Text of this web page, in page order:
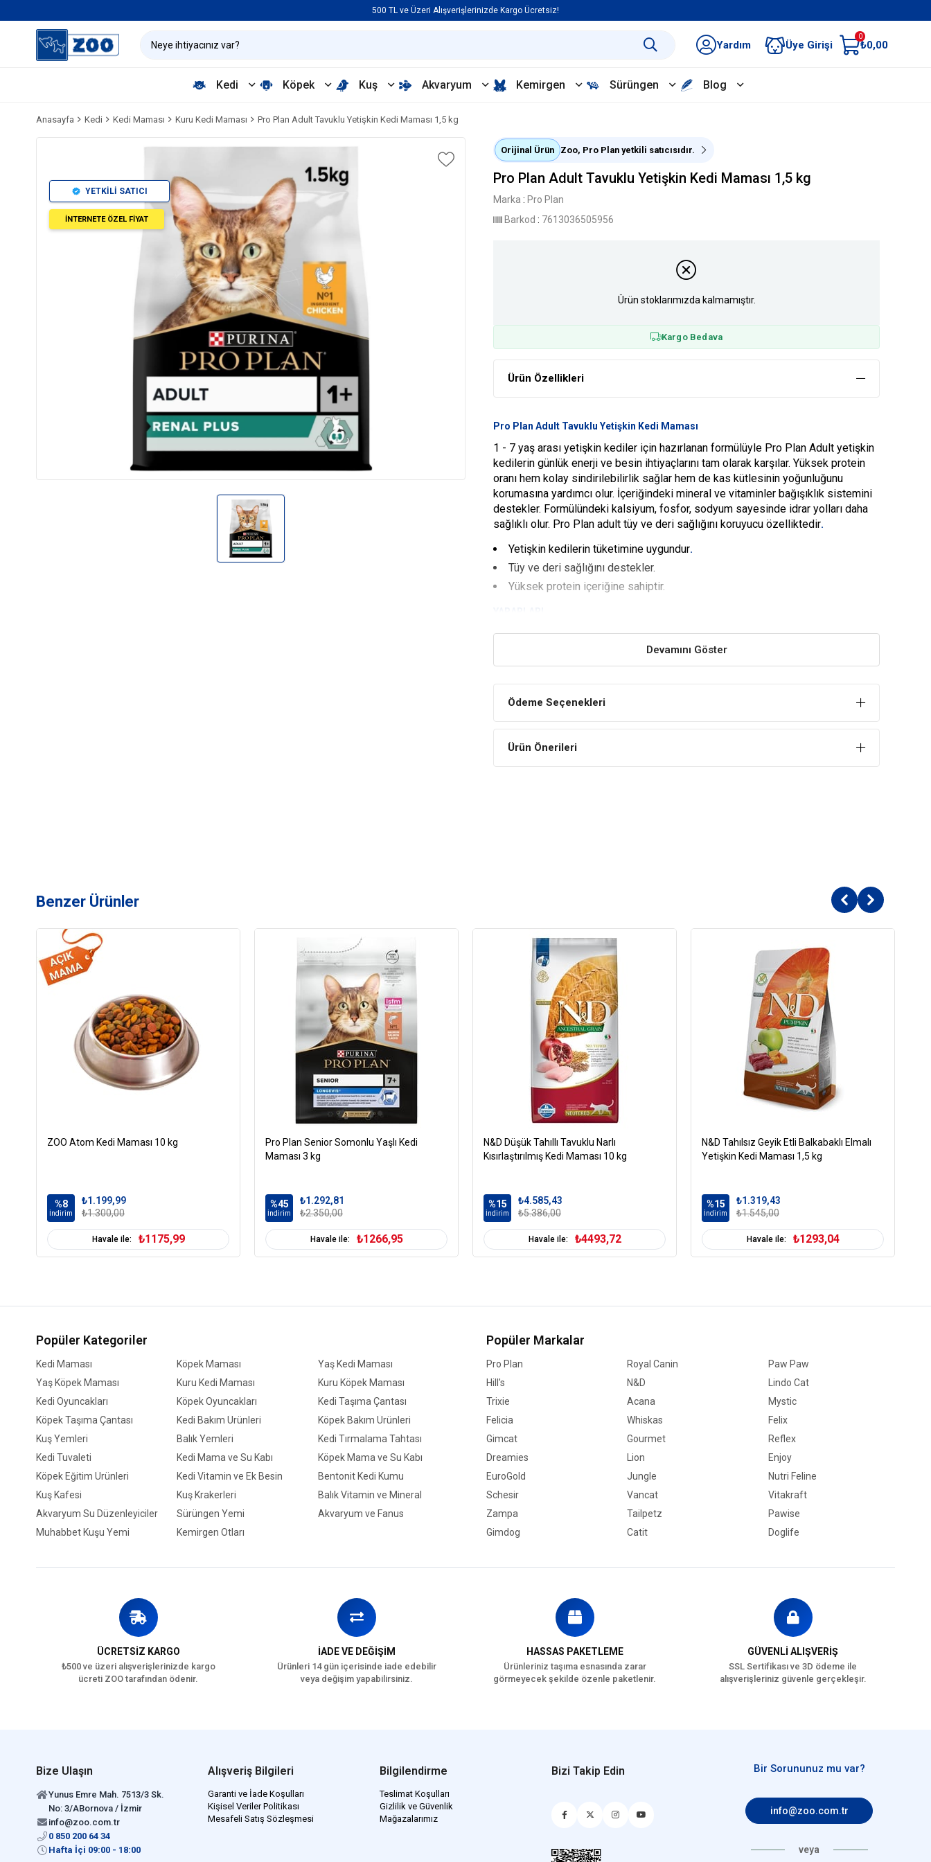
500 TL ve Üzeri Alışverişlerinizde Kargo Ücretsiz!
Yardım Üye Girişi
0
₺0,00
Kedi Köpek Kuş Akvaryum Kemirgen Sürüngen Blog
Anasayfa Kedi Kedi Maması Kuru Kedi Maması Pro Plan Adult Tavuklu Yetişkin Kedi Maması 1,5 kg
YETKİLİ SATICI
İNTERNETE ÖZEL FİYAT
Orijinal Ürün Zoo, Pro Plan yetkili satıcısıdır.
Pro Plan Adult Tavuklu Yetişkin Kedi Maması 1,5 kg
Marka : Pro Plan
Barkod : 7613036505956
Ürün stoklarımızda kalmamıştır.
Kargo Bedava
Ürün Özellikleri
Pro Plan Adult Tavuklu Yetişkin Kedi Maması
1 - 7 yaş arası yetişkin kediler için hazırlanan formülüyle Pro Plan Adult yetişkin
kedilerin günlük enerji ve besin ihtiyaçlarını tam olarak karşılar. Yüksek protein
oranı hem kolay sindirilebilirlik sağlar hem de kas kütlesinin yoğunluğunu
korumasına yardımcı olur. İçeriğindeki mineral ve vitaminler bağışıklık sistemini
destekler. Formülündeki kalsiyum, fosfor, sodyum sayesinde idrar yolları daha
sağlıklı olur. Pro Plan adult tüy ve deri sağlığını koruyucu özelliktedir.
Yetişkin kedilerin tüketimine uygundur.
Tüy ve deri sağlığını destekler.
Yüksek protein içeriğine sahiptir.
Kolay Sindirilebilir
Kolay sindirilebilir ve çiğnenebilir özelliğe sahiptir.
Kas kütlesinin korunumunu ve gelişimini destekler.
Kedilerin tüy sağlığının korunmasına yardımcı Omega 3 ve Omega 6 içeriklerini
Pirinç
Hayvansal Yağ
Soya Proteini
Bezelye Proteini Konsantresi
Mısır Nişastası
Kurutulmuş Yumurta
Kurutulmuş Hindiba Kökü %2
Mineraller
Balık Yağı
Sakaktat
Kedi Maması Formu
Kedi Maması Tahıl
Oranı
Kedi Özel Gereksinim Evde Beslenen
Boyutu
Kedi Irk Özelliği
Devamını Göster
Ödeme Seçenekleri
Ürün Önerileri
Benzer Ürünler
ZOO Atom Kedi Maması 10 kg
%8
İndirim
₺1.199,99
₺1.300,00
Havale ile: ₺1175,99
Pro Plan Senior Somonlu Yaşlı Kedi
Maması 3 kg
%45
İndirim
₺1.292,81
₺2.350,00
Havale ile: ₺1266,95
N&D Düşük Tahıllı Tavuklu Narlı
Kısırlaştırılmış Kedi Maması 10 kg
%15
İndirim
₺4.585,43
₺5.386,00
Havale ile: ₺4493,72
N&D Tahılsız Geyik Etli Balkabaklı Elmalı
Yetişkin Kedi Maması 1,5 kg
%15
İndirim
₺1.319,43
₺1.545,00
Havale ile: ₺1293,04
Popüler Kategoriler
Kedi Maması Köpek Maması
Yaş Kedi Maması
Yaş Köpek Maması
Kuru Kedi Maması
Kuru Köpek Maması
Kedi Oyuncakları
Köpek Oyuncakları
Kedi Taşıma Çantası
Köpek Taşıma Çantası
Kedi Bakım Ürünleri
Köpek Bakım Ürünleri
Kuş Yemleri
Balık Yemleri
Kedi Tırmalama Tahtası
Kedi Tuvaleti
Kedi Mama ve Su Kabı
Köpek Mama ve Su Kabı
Köpek Eğitim Ürünleri
Kedi Vitamin ve Ek Besin
Bentonit Kedi Kumu
Kuş Kafesi
Kuş Krakerleri
Balık Vitamin ve Mineral
Akvaryum Su Düzenleyiciler
Sürüngen Yemi
Akvaryum ve Fanus
Muhabbet Kuşu Yemi
Kemirgen Otları
Popüler Markalar
Pro Plan Royal Canin
Paw Paw
Hill's
N&D
Lindo Cat
Trixie
Acana
Mystic
Felicia
Whiskas
Felix
Gimcat
Gourmet
Reflex
Dreamies
Lion
Enjoy
EuroGold
Jungle
Nutri Feline
Schesir
Vancat
Vitakraft
Zampa
Tailpetz
Pawise
Gimdog
Catit Doglife
ÜCRETSİZ KARGO
₺500 ve üzeri alışverişlerinizde kargo
ücreti ZOO tarafından ödenir.
İADE VE DEĞİŞİM
Ürünleri 14 gün içerisinde iade edebilir
veya değişim yapabilirsiniz.
HASSAS PAKETLEME
Ürünleriniz taşıma esnasında zarar
görmeyecek şekilde özenle paketlenir.
GÜVENLİ ALIŞVERİŞ
SSL Sertifikası ve 3D ödeme ile
alışverişleriniz güvenle gerçekleşir.
Bize Ulaşın
Yunus Emre Mah. 7513/3 Sk.
No: 3/ABornova / İzmir
info@zoo.com.tr
0 850 200 64 34
Hafta İçi 09:00 - 18:00
Alışveriş Bilgileri
Garanti ve İade Koşulları
Kişisel Veriler Politikası
Mesafeli Satış Sözleşmesi
Bilgilendirme
Teslimat Koşulları
Gizlilik ve Güvenlik
Mağazalarımız
Bizi Takip Edin Bir Sorununuz mu var?
info@zoo.com.tr
veya